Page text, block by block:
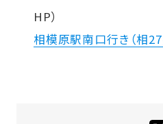
HP）
相模原駅南口行き（相27